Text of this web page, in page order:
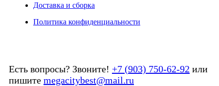
Доставка и сборка
Политика конфиденциальности
Есть вопросы? Звоните! +7 (903) 750-62-92 или
пишите megacitybest@mail.ru